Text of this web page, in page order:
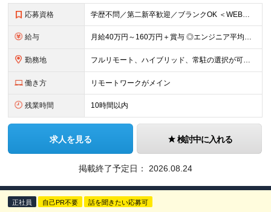
応募資格 学歴不問／第二新卒歓迎／ブランクOK ＜WEB面談1回のみ！即日内定も◎＞ 【応募条件】 ・ITエンジニアとして1年以上の実務経験をお持ちの方 ※インフラ・開発・言語・工程・業界など不問 ※転職回
給与 月給40万円～160万円＋賞与 ◎エンジニア平均年収820万円 ◎入社した全員が年収UPしています！（前職年収180万円UP） ◎単価連動型：還元率83％～最大100%だから高収入が実現 ◎待機時給
勤務地 フルリモート、ハイブリッド、常駐の選択が可能＆帰社日なし ●下記エリアを中心とするクライアント先、または自宅にて勤務 首都圏：東京・埼玉・千葉・神奈川 関西：大阪・兵庫・京都・滋賀・奈良・和歌山 東
働き方 リモートワークがメイン
残業時間 10時間以内
求人を見る 検討中に入れる
掲載終了予定日： 2026.08.24
正社員 自己PR不要 話を聞きたい応募可